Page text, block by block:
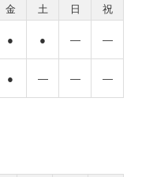
金 土 日
祝
● ● ― ―
● ― ― ―